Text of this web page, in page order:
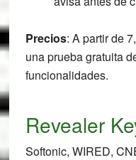
Precios: A partir de
una prueba gratuita
funcionalidades.
Revealer
Softonic, WIRED,